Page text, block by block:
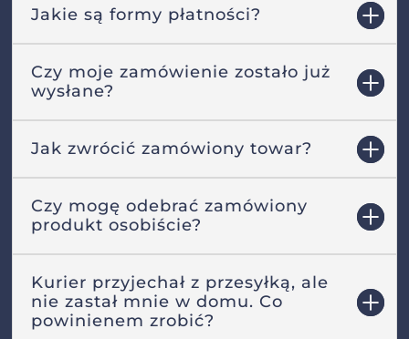
Jakie są formy płatności?
Czy moje zamówienie zostało już
wysłane?
Jak zwrócić zamówiony towar?
Czy mogę odebrać zamówiony
produkt osobiście?
Kurier przyjechał z przesyłką, ale
nie zastał mnie w domu. Co
powinienem zrobić?